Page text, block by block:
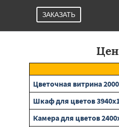
ЗАКАЗАТЬ
Цветочная витрина
Шкаф для цветов
Камера для цветов